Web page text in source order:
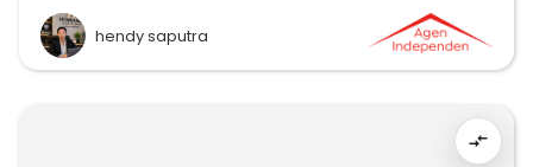
hendy saputra